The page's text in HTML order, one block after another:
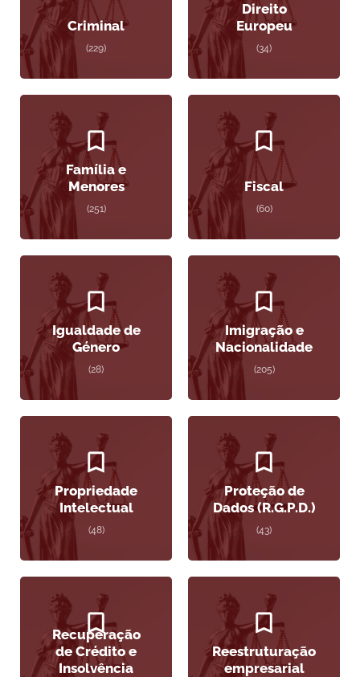
Criminal
(229)
Direito
Europeu
(34)
Família e
Menores
(251)
Fiscal
(60)
Igualdade de
Género
(28)
Imigração e
Nacionalidade
(205)
Propriedade
Intelectual
(48)
Proteção de
Dados (R.G.P.D.)
(43)
Recuperação
de Crédito e
Insolvência
Reestruturação
empresarial